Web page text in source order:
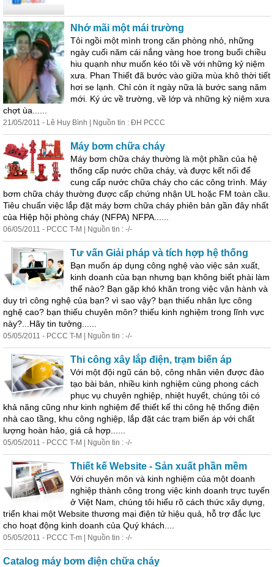
Nhớ mãi một mái trường
Tôi ngồi một mình trong căn phòng nhỏ, những
ngày cuối năm cái nắng vàng hoe trong buổi chiều
hiu quạnh như muốn kéo tôi về với những kỷ niệm
xưa. Phan Thiết đã bước vào giữa mùa khô thời tiết
hơi se lạnh. Chỉ còn ít ngày nữa là bước sang năm
mới. Ký ức về trường, về lớp và những kỷ niệm xưa
chợt ùa......
21/05/2011 - Lê Huy Bình | Nguồn tin : ĐH PCCC
Máy bơm chữa cháy
Máy bơm chữa cháy thường là một phần của hệ
thống cấp nước chữa cháy, và được kết nối để
cung cấp nước chữa cháy cho các công trình. Máy
bơm chữa cháy thường được cấp chứng nhận UL hoặc FM toàn cầu.
Tiêu chuẩn việc lắp đặt máy bơm chữa cháy phiên bản gần đây nhất
của Hiệp hội phòng cháy (NFPA) NFPA......
06/05/2011 - PCCC T-M | Nguồn tin : -/-
Tư vấn Giải pháp và tích hợp hệ thống
Bạn muốn áp dụng công nghệ vào việc sản xuất,
kinh doanh của bạn nhưng bạn không biết phài làm
thế nào? Bạn gặp khó khăn trong việc vận hành và
duy trì công nghệ của bạn? vì sao vậy? bạn thiếu nhân lực công
nghệ cao? bạn thiếu chuyên môn? thiếu kinh nghiệm trong lĩnh vực
này?...Hãy tin tưởng......
05/05/2011 - PCCC T-M | Nguồn tin : -/-
Thi công xây lắp điện, trạm biến áp
Với một đội ngũ cán bộ, công nhân viên được đào
tạo bài bản, nhiều kinh nghiệm cùng phong cách
phục vụ chuyên nghiệp, nhiệt huyết, chúng tôi có
khả năng cũng như kinh nghiệm để thiết kế thi công hệ thống điện
nhà cao tầng, khu công nghiệp, lắp đặt các trạm biến áp với chất
lượng hoàn hảo, giá cả hợp......
05/05/2011 - PCCC T-M | Nguồn tin : -/-
Thiết kế Website - Sản xuất phần mềm
Với chuyên môn và kinh nghiệm của một doanh
nghiệp thành công trong việc kinh doanh trực tuyến
ở Việt Nam, chúng tôi hiểu rõ cách thức xây dựng,
triển khai một Website thương mại điện tử hiệu quả, hỗ trợ đắc lực
cho hoạt động kinh doanh của Quý khách....
05/05/2011 - PCCC T-m | Nguồn tin : -/-
Catalog máy bơm điện chữa cháy